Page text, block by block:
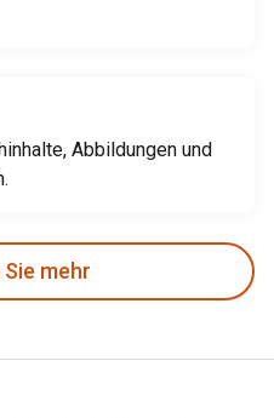
Abbildungen und
mehr